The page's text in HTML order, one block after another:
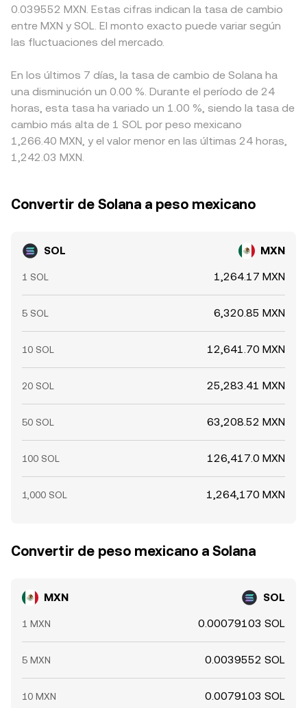
0.039552 MXN. Estas cifras indican la tasa de cambio
entre MXN y SOL. El monto exacto puede variar según
las fluctuaciones del mercado.
En los últimos 7 días, la tasa de cambio de Solana ha
una disminución un 0.00 %. Durante el período de 24
horas, esta tasa ha variado un 1.00 %, siendo la tasa de
cambio más alta de 1 SOL por peso mexicano
1,266.40 MXN, y el valor menor en las últimas 24 horas,
1,242.03 MXN.
Convertir de Solana a peso mexicano
SOL MXN
1 SOL 1,264.17 MXN
5 SOL 6,320.85 MXN
10 SOL 12,641.70 MXN
20 SOL 25,283.41 MXN
50 SOL 63,208.52 MXN
100 SOL 126,417.0 MXN
1,000 SOL 1,264,170 MXN
Convertir de peso mexicano a Solana
MXN SOL
1 MXN 0.00079103 SOL
5 MXN 0.0039552 SOL
10 MXN 0.0079103 SOL